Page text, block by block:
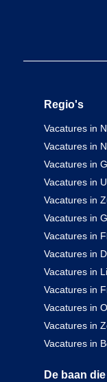
Regio's
Vacatures in
Vacatures in
Vacatures in
Vacatures in
Vacatures in
Vacatures in
Vacatures in
Vacatures in
Vacatures in
Vacatures in
Vacatures in
Vacatures in
Vacatures in
De baan